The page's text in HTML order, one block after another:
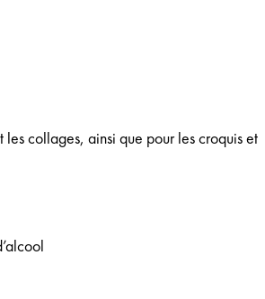
collages, ainsi que pour les croquis et